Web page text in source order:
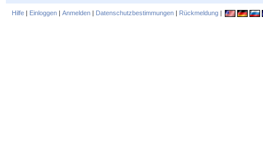
Hilfe | Einloggen | Anmelden | Datenschutzbestimmungen | Rückmeldung |